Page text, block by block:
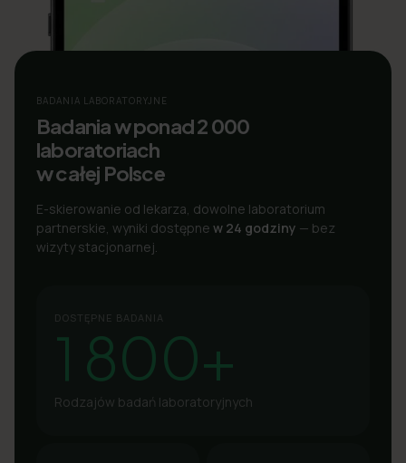
BADANIA LABORATORYJNE
Badania w ponad 2 000
laboratoriach
w całej Polsce
E-skierowanie od lekarza, dowolne laboratorium
partnerskie, wyniki dostępne w 24 godziny — bez
wizyty stacjonarnej.
DOSTĘPNE BADANIA
1 800+
Rodzajów badań laboratoryjnych